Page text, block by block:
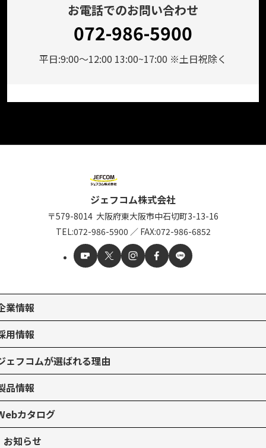
お電話でのお問い合わせ
072-986-5900
平日:9:00～12:00 13:00~17:00 ※土日祝除く
ジェフコム株式会社
〒579-8014 大阪府東大阪市中石切町3-13-16
TEL:072-986-5900 ／ FAX:072-986-6852
業情報
用情報
ェフコムが選ばれる理由
品情報
カタログ
お知らせ